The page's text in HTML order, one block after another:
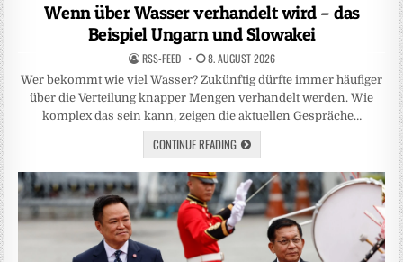
Wenn über Wasser verhandelt wird – das
Beispiel Ungarn und Slowakei
RSS-FEED 8. AUGUST 2026
Wer bekommt wie viel Wasser? Zukünftig dürfte immer häufiger
über die Verteilung knapper Mengen verhandelt werden. Wie
komplex das sein kann, zeigen die aktuellen Gespräche…
CONTINUE READING